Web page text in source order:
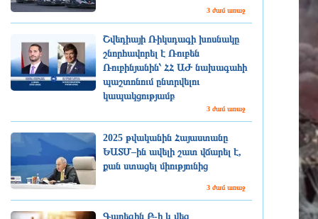
3 ժամ առաջ
Շվեդիայի Ռիկսդագի խոսնակը
շնորհավորել է Ռուբեն
Ռուբինյանին՝ ՀՀ ԱԺ նախագահի
պաշտոնում ընտրվելու
կապակցությամբ
3 ժամ առաջ
2025 թվականին Հայաստանը
ԵԱՏՄ–ին ավելի շատ վճարել է,
քան ստացել միությունից
3 ժամ առաջ
Գարեգին Բ-ի և վեց